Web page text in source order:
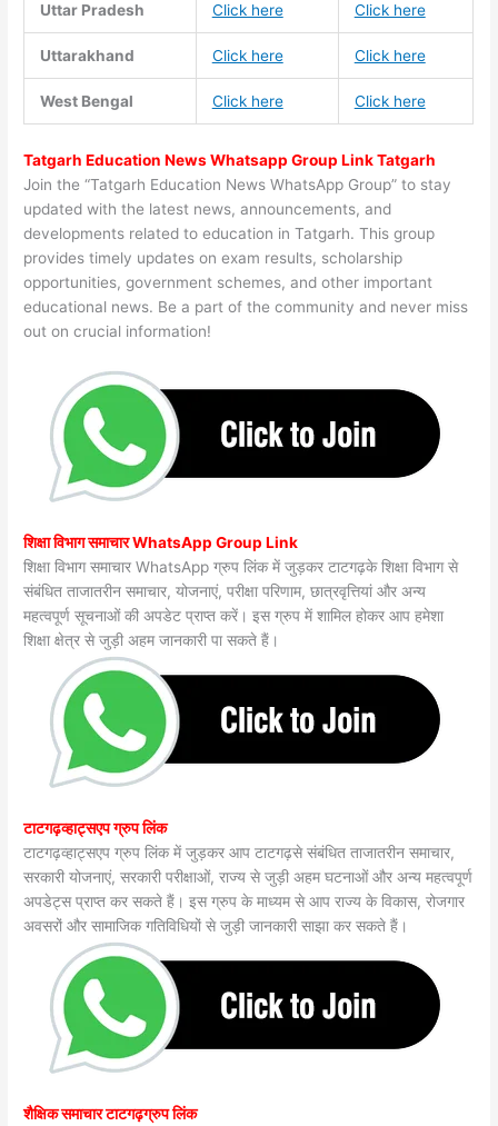
Uttar Pradesh Click here Click here
Uttarakhand Click here Click here
West Bengal Click here Click here
Tatgarh Education News Whatsapp Group Link Tatgarh
Join the “Tatgarh Education News WhatsApp Group” to stay
updated with the latest news, announcements, and
developments related to education in Tatgarh. This group
provides timely updates on exam results, scholarship
opportunities, government schemes, and other important
educational news. Be a part of the community and never miss
out on crucial information!
शिक्षा विभाग समाचार WhatsApp Group Link
शिक्षा विभाग समाचार WhatsApp ग्रुप लिंक में जुड़कर टाटगढ़के शिक्षा विभाग से
संबंधित ताजातरीन समाचार, योजनाएं, परीक्षा परिणाम, छात्रवृत्तियां और अन्य
महत्वपूर्ण सूचनाओं की अपडेट प्राप्त करें। इस ग्रुप में शामिल होकर आप हमेशा
शिक्षा क्षेत्र से जुड़ी अहम जानकारी पा सकते हैं।
टाटगढ़व्हाट्सएप ग्रुप लिंक
टाटगढ़व्हाट्सएप ग्रुप लिंक में जुड़कर आप टाटगढ़से संबंधित ताजातरीन समाचार,
सरकारी योजनाएं, सरकारी परीक्षाओं, राज्य से जुड़ी अहम घटनाओं और अन्य महत्वपूर्ण
अपडेट्स प्राप्त कर सकते हैं। इस ग्रुप के माध्यम से आप राज्य के विकास, रोजगार
अवसरों और सामाजिक गतिविधियों से जुड़ी जानकारी साझा कर सकते हैं।
शैक्षिक समाचार टाटगढ़ग्रुप लिंक